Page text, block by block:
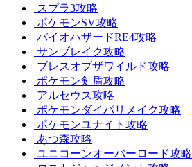
スプラ3攻略
ポケモンSV攻略
バイオハザードRE4攻略
サンブレイク攻略
ブレスオブザワイルド攻略
ポケモン剣盾攻略
アルセウス攻略
ポケモンダイパリメイク攻略
ポケモンユナイト攻略
あつ森攻略
ユニコーンオーバーロード攻略